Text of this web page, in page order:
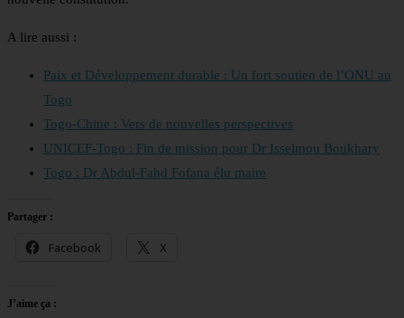
A lire aussi :
Paix et Développement durable : Un fort soutien de l’ONU au
Togo
Togo-Chine : Vers de nouvelles perspectives
UNICEF-Togo : Fin de mission pour Dr Isselmou Boukhary
Togo : Dr Abdul-Fahd Fofana élu maire
Partager :
Facebook X
J’aime ça :